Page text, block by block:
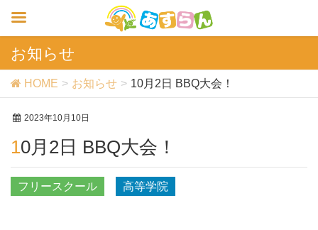
お知らせ
HOME お知らせ 10月2日 BBQ大会！
2023年10月10日
10月2日 BBQ大会！
フリースクール 高等学院